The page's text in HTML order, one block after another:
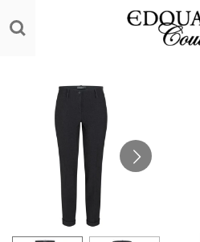
direct
hoofdinhoud